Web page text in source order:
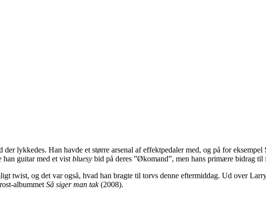
lykkedes. Han havde et større arsenal af effektpedaler med, og på for
guitar med et vist bluesy bid på deres ”Økomand”, men hans primære bidrag til
twist, og det var også, hvad han bragte til torvs denne eftermiddag. Ud over
albummet Så siger man tak(2008).